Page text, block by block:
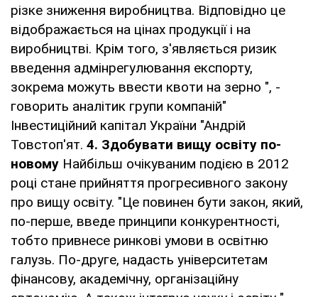
різке зниження виробництва. Відповідно це
відображається на цінах продукції і на
виробництві. Крім того, з'являється ризик
введення адмінрегулювання експорту,
зокрема можуть ввести квоти на зерно ", -
говорить аналітик групи компаній"
Інвестиційний капітал України "Андрій
Товстоп'ят. 4. Здобувати вищу освіту по-
новому Найбільш очікуваним подією в 2012
році стане прийняття прогресивного закону
про вищу освіту. "Це повинен бути закон, який,
по-перше, введе принципи конкурентності,
тобто привнесе ринкові умови в освітню
галузь. По-друге, надасть університетам
фінансову, академічну, організаційну